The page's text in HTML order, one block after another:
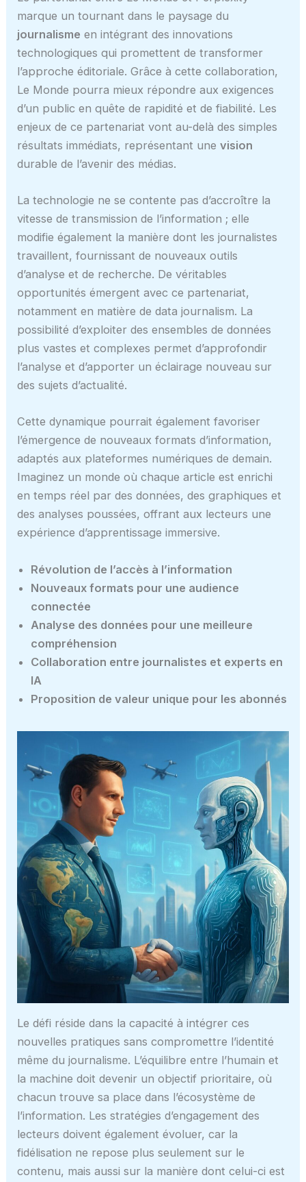
marque un tournant dans le paysage du
journalisme en intégrant des innovations
technologiques qui promettent de transformer
l’approche éditoriale. Grâce à cette collaboration,
Le Monde pourra mieux répondre aux exigences
d’un public en quête de rapidité et de fiabilité. Les
enjeux de ce partenariat vont au-delà des simples
résultats immédiats, représentant unevision
durable de l’avenir des médias.
La technologie ne se contente pas d’accroître la
vitesse de transmission de l’information ; elle
modifie également la manière dont les journalistes
travaillent, fournissant de nouveaux outils
d’analyse et de recherche. De véritables
opportunités émergent avec ce partenariat,
notamment en matière de data journalism. La
possibilité d’exploiter des ensembles de données
plus vastes et complexes permet d’approfondir
l’analyse et d’apporter un éclairage nouveau sur
des sujets d’actualité.
Cette dynamique pourrait également favoriser
l’émergence de nouveaux formats d’information,
adaptés aux plateformes numériques de demain.
Imaginez un monde où chaque article est enrichi
en temps réel par des données, des graphiques et
des analyses poussées, offrant aux lecteurs une
expérience d’apprentissage immersive.
Révolution de l’accès à l’information
Nouveaux formats pour une audience
connectée
Analyse des données pour une meilleure
compréhension
Collaboration entre journalistes et experts en
IA
Proposition de valeur unique pour les abonnés
Le défi réside dans la capacité à intégrer ces
nouvelles pratiques sans compromettre l’identité
même du journalisme. L’équilibre entre l’humain et
la machine doit devenir un objectif prioritaire, où
chacun trouve sa place dans l’écosystème de
l’information. Les stratégies d’engagement des
lecteurs doivent également évoluer, car la
fidélisation ne repose plus seulement sur le
contenu, mais aussi sur la manière dont celui-ci est